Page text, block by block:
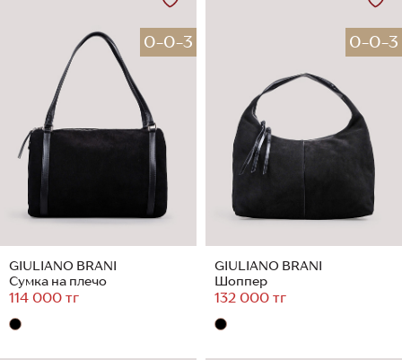
0-0-3
GIULIANO BRANI
Сумка на плечо
114 000 тг
0-0-3
GIULIANO BRANI
Шоппер
132 000 тг